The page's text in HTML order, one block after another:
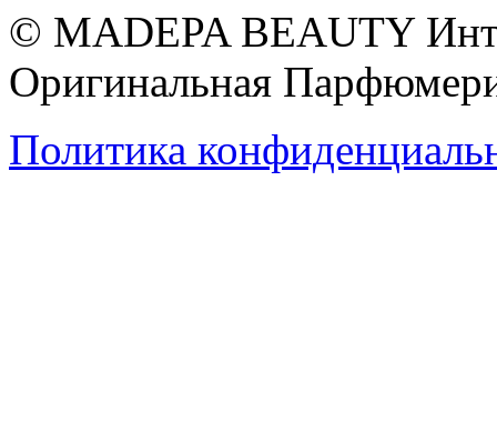
© MADEPA BEAUTY
Оригинальная
Политика